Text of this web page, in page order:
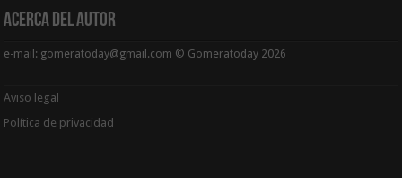
Acerca del Autor
e-mail: gomeratoday@gmail.com © Gomeratoday 2026
Aviso legal
Política de privacidad